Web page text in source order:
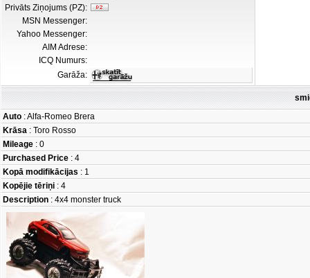
Privāts Ziņojums (PZ):
MSN Messenger:
Yahoo Messenger:
AIM Adrese:
ICQ Numurs:
Garāža:
Auto : Alfa-Romeo Brera
Krāsa : Toro Rosso
Mileage : 0
Purchased Price : 4
Kopā modifikācijas : 1
Kopējie tēriņi : 4
Description : 4x4 monster truck